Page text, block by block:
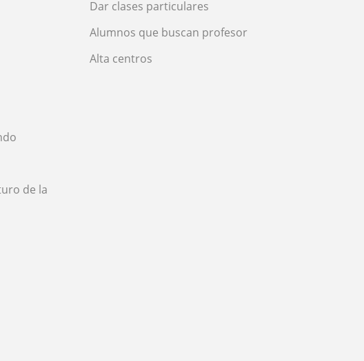
de la
Dar clases particulares
Alumnos que buscan profesor
Alta centros